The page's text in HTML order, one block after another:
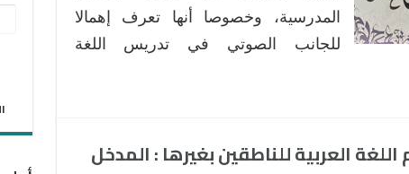
المدرسية، وخصوصا أنها تعرف إهمالا
للجانب الصوتي في تدريس اللغة
العربية للناطقين بغيرها : المدخل